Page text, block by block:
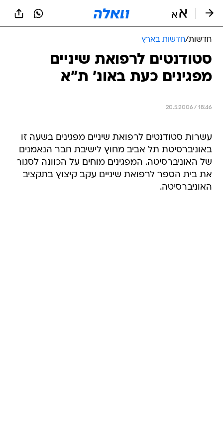
חדשות/חדשות בארץ
סטודנטים לרפואת שיניים
מפגינים כעת באונ' ת"א
20.5.2006 / 18:46
עשרות סטודנטים לרפואת שיניים מפגינים בשעה זו
באוניברסיטת תל אביב מחוץ לישיבת חבר הנאמנים
של האוניברסיטה. המפגינים מוחים על הכוונה לסגור
את בית הספר לרפואת שיניים עקב קיצוץ בתקציב
האוניברסיטה.